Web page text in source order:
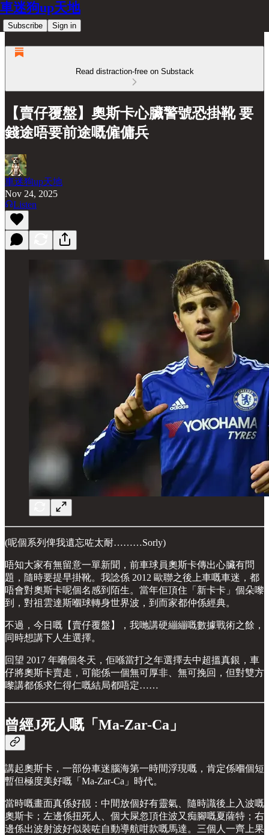
車迷狗up天地
Subscribe Sign in
Read distraction-free on Substack
【賣仔覆盤】奧斯卡心臟警號恐掛靴 要
錢途唔要前途嘅僱傭兵
車迷狗up天地
Nov 24, 2025
Listen
(呢個系列俾我遺忘咗太耐………Sorly)
唔知大家有無留意一單新聞，前車球員奧斯卡傳出心臟有問
題，隨時要提早掛靴。我諗係 2012 歐聯之後上車嘅車迷，都
唔會對奧斯卡呢個名感到陌生。當年佢頂住「新卡卡」個朵嚟
到，對祖雲達斯嗰球轉身世界波，到而家都仲係經典。
不過，今日嘅【賣仔覆盤】，我哋講硬繃繃嘅數據戰術之餘，
同時想講下人生選擇。
回望 2017 年嗰個冬天，佢喺當打之年選擇去中超搵真銀，車
仔將奧斯卡賣走，可能係一個無可厚非、無可挽回，但對雙方
嚟講都係求仁得仁嘅結局都唔定……
曾經J死人嘅「Ma-Zar-Ca」
講起奧斯卡，一部份車迷腦海第一時間浮現嘅，肯定係嗰個短
暫但極度美好嘅「Ma-Zar-Ca」時代。
當時嘅畫面真係好靚：中間放個好有靈氣、隨時識後上入波嘅
奧斯卡；左邊係扭死人、個大屎忽頂住波又痴腳嘅夏薩特；右
邊係出波射波好似裝咗自動導航咁款嘅馬達。三個人一齊上果